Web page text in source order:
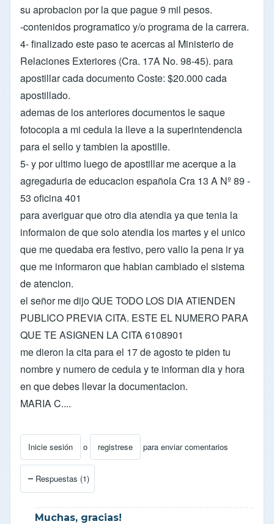
su aprobacion por la que pague 9 mil pesos.
-contenidos programatico y/o programa de la carrera.
4- finalizado este paso te acercas al Ministerio de
Relaciones Exteriores (Cra. 17A No. 98-45). para
apostillar cada documento Coste: $20.000 cada
apostillado.
ademas de los anteriores documentos le saque
fotocopia a mi cedula la lleve a la superintendencia
para el sello y tambien la apostille.
5- y por ultimo luego de apostillar me acerque a la
agregaduria de educacion española Cra 13 A Nº 89 -
53 oficina 401
para averiguar que otro dia atendia ya que tenia la
informaion de que solo atendia los martes y el unico
que me quedaba era festivo, pero valio la pena ir ya
que me informaron que habian cambiado el sistema
de atencion.
el señor me dijo QUE TODO LOS DIA ATIENDEN
PUBLICO PREVIA CITA. ESTE EL NUMERO PARA
QUE TE ASIGNEN LA CITA 6108901
me dieron la cita para el 17 de agosto te piden tu
nombre y numero de cedula y te informan dia y hora
en que debes llevar la documentacion.
MARIA C....
Inicie sesión o registrese para enviar comentarios
Respuestas (1)
Muchas, gracias!